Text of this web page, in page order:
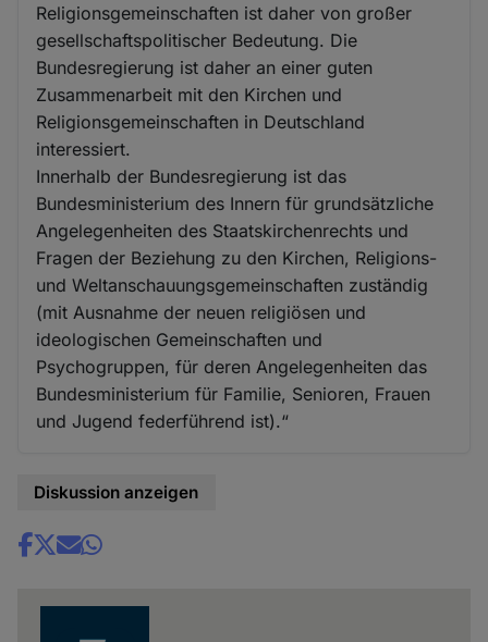
Religionsgemeinschaften ist daher von großer
gesellschaftspolitischer Bedeutung. Die
Bundesregierung ist daher an einer guten
Zusammenarbeit mit den Kirchen und
Religionsgemeinschaften in Deutschland
interessiert.
Innerhalb der Bundesregierung ist das
Bundesministerium des Innern für grundsätzliche
Angelegenheiten des Staatskirchenrechts und
Fragen der Beziehung zu den Kirchen, Religions-
und Weltanschauungsgemeinschaften zuständig
(mit Ausnahme der neuen religiösen und
ideologischen Gemeinschaften und
Psychogruppen, für deren Angelegenheiten das
Bundesministerium für Familie, Senioren, Frauen
und Jugend federführend ist).“
Diskussion anzeigen
Share